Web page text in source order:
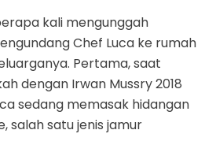
kali mengunggah
Chef Luca ke rumah
Pertama, saat
dengan Irwan Mussry 2018
sedang memasak hidangan
salah satu jenis jamur